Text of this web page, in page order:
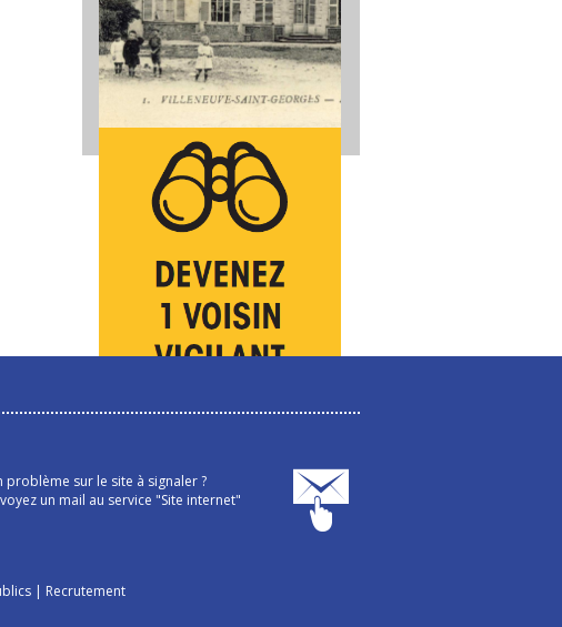
problème sur le site à signaler ?
un mail au service "Site internet"
| Recrutement